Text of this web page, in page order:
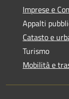
Imprese e
Appalti
Catasto e
Turismo
Mobilità e